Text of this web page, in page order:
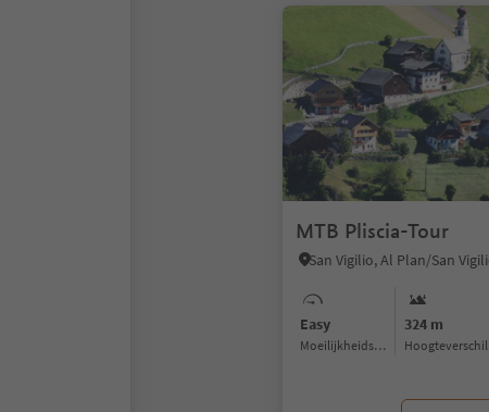
MTB Pliscia-Tour
Easy
Moeilijkheidsgraad
324 m
Hoogteverschil